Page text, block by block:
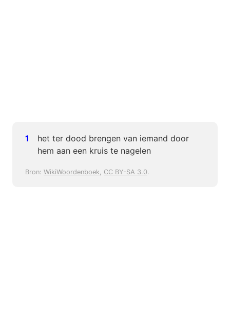
het ter dood brengen van iemand door
hem aan een kruis te nagelen
Bron: WikiWoordenboek, CC BY-SA 3.0.